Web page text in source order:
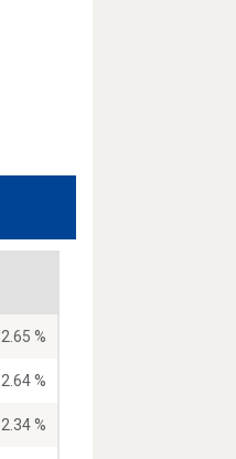
2.65 %
2.64 %
2.34 %